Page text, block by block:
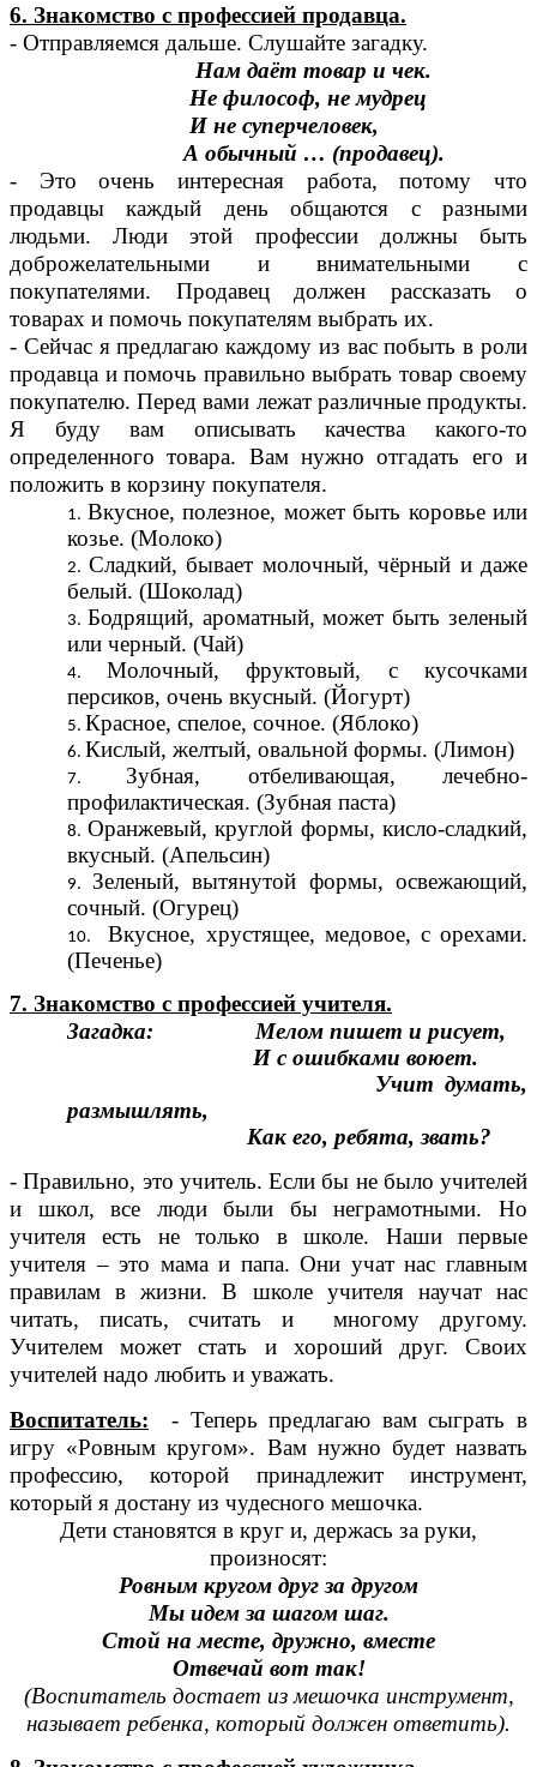
6. Знакомство с профессией продавца.
- Отправляемся дальше. Слушайте загадку.
Нам даёт товар и чек.
Не философ, не мудрец
И не суперчеловек,
А обычный … (продавец).
- Это очень интересная работа, потому что
продавцы каждый день общаются с разными
людьми. Люди этой профессии должны быть
доброжелательными и внимательными с
покупателями. Продавец должен рассказать о
товарах и помочь покупателям выбрать их.
- Сейчас я предлагаю каждому из вас побыть в роли
продавца и помочь правильно выбрать товар своему
покупателю. Перед вами лежат различные продукты.
Я буду вам описывать качества какого-то
определенного товара. Вам нужно отгадать его и
положить в корзину покупателя.
Вкусное, полезное, может быть коровье или
козье. (Молоко)
Сладкий, бывает молочный, чёрный и даже
белый. (Шоколад)
Бодрящий, ароматный, может быть зеленый
или черный. (Чай)
Молочный, фруктовый, с кусочками
персиков, очень вкусный. (Йогурт)
Красное, спелое, сочное. (Яблоко)
Кислый, желтый, овальной формы. (Лимон)
Зубная, отбеливающая, лечебно-
профилактическая. (Зубная паста)
Оранжевый, круглой формы, кисло-сладкий,
вкусный. (Апельсин)
Зеленый, вытянутой формы, освежающий,
сочный. (Огурец)
Вкусное, хрустящее, медовое, с орехами.
(Печенье)
7. Знакомство с профессией учителя.
Загадка:
Мелом пишет и рисует,
И с ошибками воюет.
Учит думать,
размышлять,
Как его, ребята, звать?
- Правильно, это учитель. Если бы не было учителей
и школ, все люди были бы неграмотными. Но
учителя есть не только в школе. Наши первые
учителя – это мама и папа. Они учат нас главным
правилам в жизни. В школе учителя научат нас
читать, писать, считать и многому другому.
Учителем может стать и хороший друг. Своих
учителей надо любить и уважать.
Воспитатель: - Теперь предлагаю вам сыграть в
игру «Ровным кругом». Вам нужно будет назвать
профессию, которой принадлежит инструмент,
который я достану из чудесного мешочка.
Дети становятся в круг и, держась за руки,
произносят:
Ровным кругом друг за другом
Мы идем за шагом шаг.
Стой на месте, дружно, вместе
Отвечай вот так!
(Воспитатель достает из мешочка инструмент,
называет ребенка, который должен ответить).